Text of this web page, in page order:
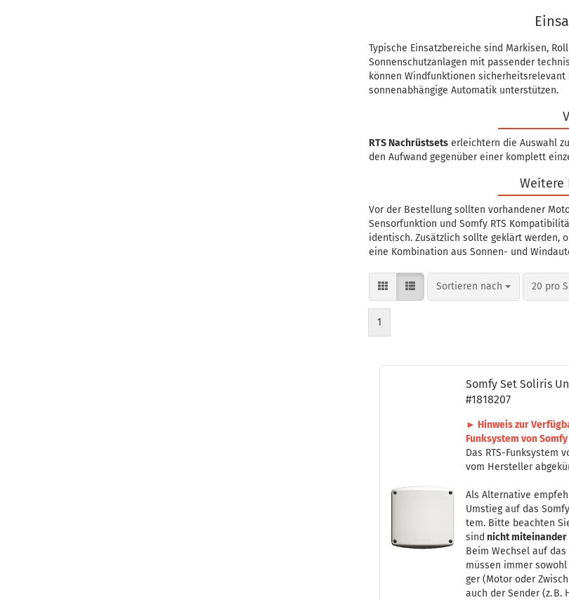
Typische Einsatzbereiche sind Markisen,
Sonnenschutzanlagen mit passender
können Windfunktionen
sonnenabhängige Automatik unterstützen.
RTS Nachrüstsets erleichtern die Auswahl
den Aufwand gegenüber einer komplett
Vor der Bestellung sollten vorhandener
Sensorfunktion und Somfy RTS
identisch. Zusätzlich sollte geklärt werden,
eine Kombination aus Sonnen- und
Sortieren nach
Sortieren nach 20 pro
pro
1
Somfy Set So­li­ris
#1818207
► Hin­weis zur
Funk­sys­tem von Somfy
Das RTS-​Funk­sys­tem
vom Her­stel­ler
Als Al­ter­na­ti­ve
Um­stieg auf das
tem. Bitte be­ach­ten
sind nicht
Beim Wech­sel auf das
müs­sen immer
ger (Motor oder
auch der Sen­der (z. B.